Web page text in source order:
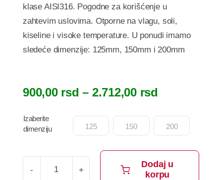
klase AISI316. Pogodne za korišćenje u
zahtevim uslovima. Otporne na vlagu, soli,
kiseline i visoke temperature. U ponudi imamo
sledeće dimenzije: 125mm, 150mm i 200mm
900,00 rsd – 2.712,00 rsd
od
900,00 rsd
do
2.712,00
Izaberite
dimenziju
125 150 200
Dodaj u
korpu